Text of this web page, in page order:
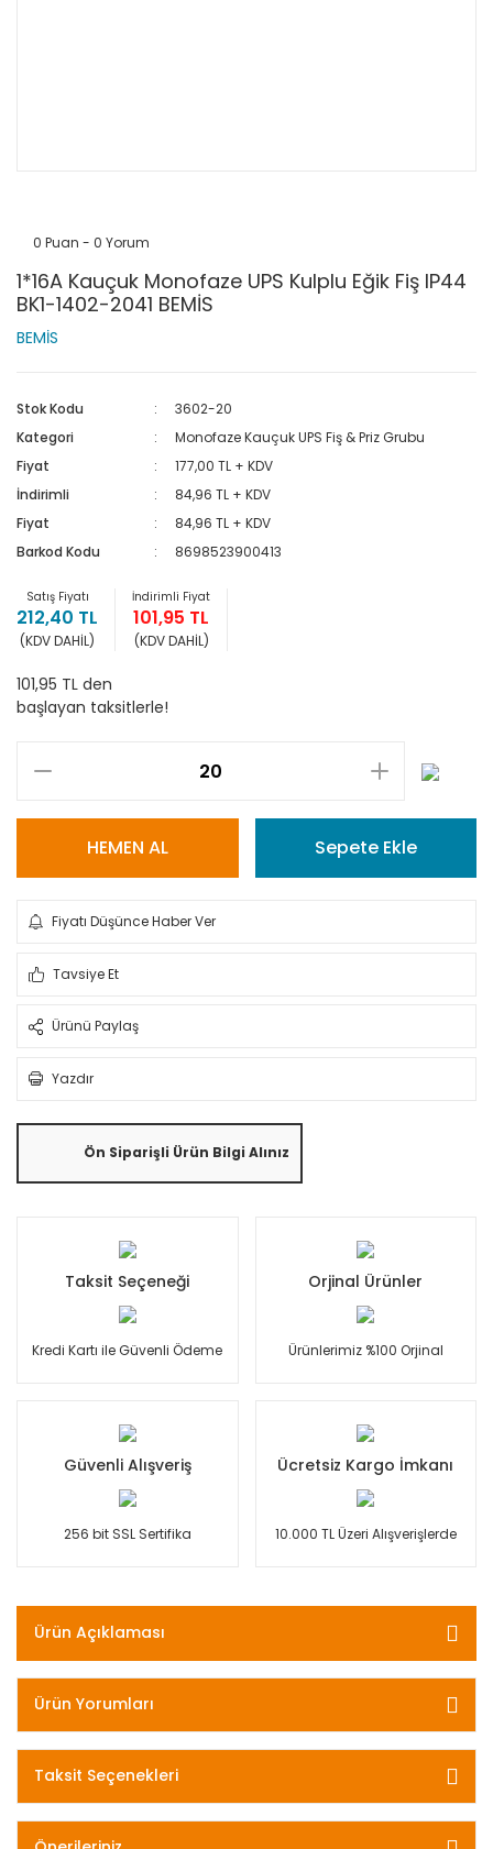
0 Puan - 0 Yorum
1*16A Kauçuk Monofaze UPS Kulplu Eğik Fiş IP44
BK1-1402-2041 BEMİS
BEMİS
Stok Kodu
3602-20
Kategori
Monofaze Kauçuk UPS Fiş & Priz Grubu
Fiyat
177,00 TL + KDV
İndirimli
84,96 TL + KDV
Fiyat
84,96 TL + KDV
Barkod Kodu
8698523900413
Satış Fiyatı
212,40 TL
(KDV DAHİL)
İndirimli Fiyat
101,95 TL
(KDV DAHİL)
101,95 TL den
başlayan taksitlerle!
HEMEN AL Sepete Ekle
Fiyatı Düşünce Haber Ver
Tavsiye Et
Ürünü Paylaş
Yazdır
Ön Siparişli Ürün Bilgi Alınız
Taksit Seçeneği
Kredi Kartı ile Güvenli Ödeme
Orjinal Ürünler
Ürünlerimiz %100 Orjinal
Güvenli Alışveriş
256 bit SSL Sertifika
Ücretsiz Kargo İmkanı
10.000 TL Üzeri Alışverişlerde
Ürün Açıklaması
Ürün Yorumları
Taksit Seçenekleri